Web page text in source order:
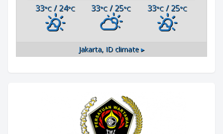
33°C / 24°C 33°C / 25°C 33°C/ 25°C
Jakarta, ID climate ▸